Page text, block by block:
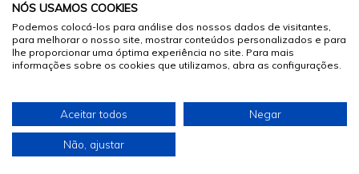
© 2026 Sumários.org
. Todos os Direitos Reservados
Desenvolvido por
NÓS USAMOS COOKIES
Podemos colocá-los para análise dos nossos dados de visitantes,
para melhorar o nosso site, mostrar conteúdos personalizados e para
lhe proporcionar uma óptima experiência no site. Para mais
informações sobre os cookies que utilizamos, abra as configurações.
Aceitar todos Negar
Não, ajustar